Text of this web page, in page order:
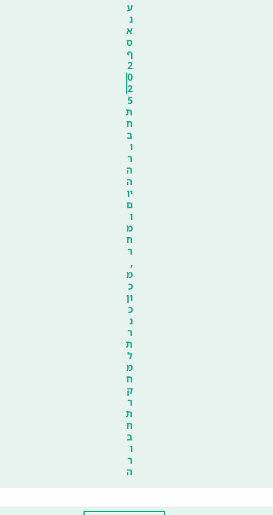
ע
נ
א
ס
ף
2
0
2
5
ת
ח
ב
ו
ר
ה
ה
יו
ם
ו
מ
ח
ר
,
מ
כ
ון
כ
נ
ר
ת
ל
מ
ח
ק
ר
ת
ח
ב
ו
ר
ה